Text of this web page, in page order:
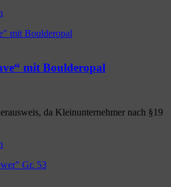
mit Boulderopal
da Kleinunternehmer nach §19